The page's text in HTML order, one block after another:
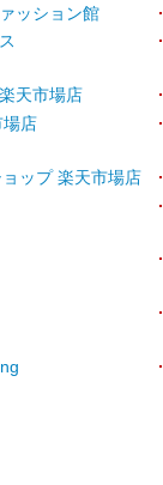
ッション館
天市場店
場店
ップ 楽天市場店